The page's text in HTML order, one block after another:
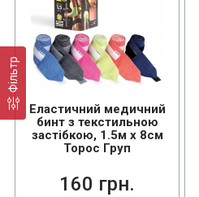
Фільтр
Еластичний медичний
бинт з текстильною
застібкою, 1.5м х 8см
Торос Груп
160 грн.